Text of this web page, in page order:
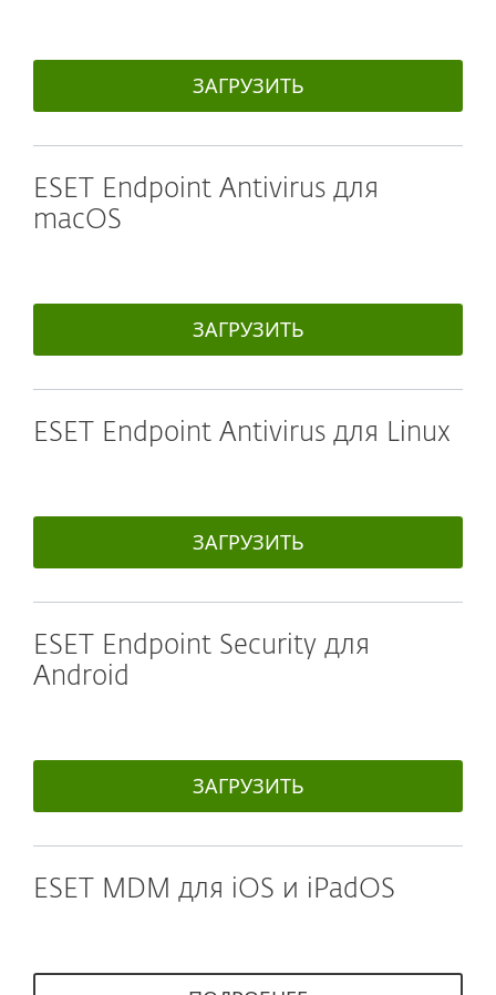
ЗАГРУЗИТЬ
ESET Endpoint Antivirus для
macOS
ЗАГРУЗИТЬ
ESET Endpoint Antivirus для Linux
ЗАГРУЗИТЬ
ESET Endpoint Security для
Android
ЗАГРУЗИТЬ
ESET MDM для iOS и iPadOS